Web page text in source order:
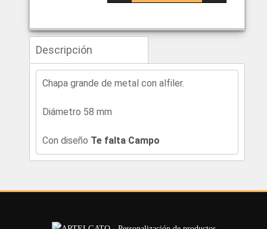
Descripción
Chapa grande de metal con alfiler.
Diámetro 58 mm
Con diseño Te falta Campo